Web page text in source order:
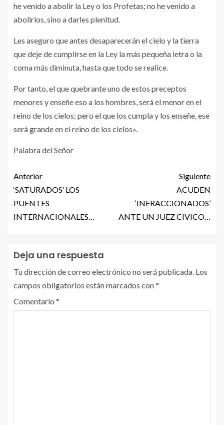
he venido a abolir la Ley o los Profetas; no he venido a
abolirlos, sino a darles plenitud.
Les aseguro que antes desaparecerán el cielo y la tierra
que deje de cumplirse en la Ley la más pequeña letra o la
coma más diminuta, hasta que todo se realice.
Por tanto, el que quebrante uno de estos preceptos
menores y enseñe eso a los hombres, será el menor en el
reino de los cielos; pero el que los cumpla y los enseñe, ese
será grande en el reino de los cielos».
Palabra del Señor
Anterior
‘SATURADOS’ LOS
PUENTES
INTERNACIONALES…
Siguiente
ACUDEN
‘INFRACCIONADOS’
ANTE UN JUEZ CIVICO…
Deja una respuesta
Tu dirección de correo electrónico no será publicada. Los
campos obligatorios están marcados con*
Comentario *